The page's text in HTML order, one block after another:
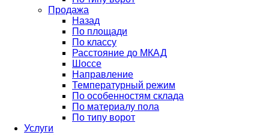
Продажа
Назад
По площади
По классу
Расстояние до МКАД
Шоссе
Направление
Температурный режим
По особенностям склада
По материалу пола
По типу ворот
Услуги